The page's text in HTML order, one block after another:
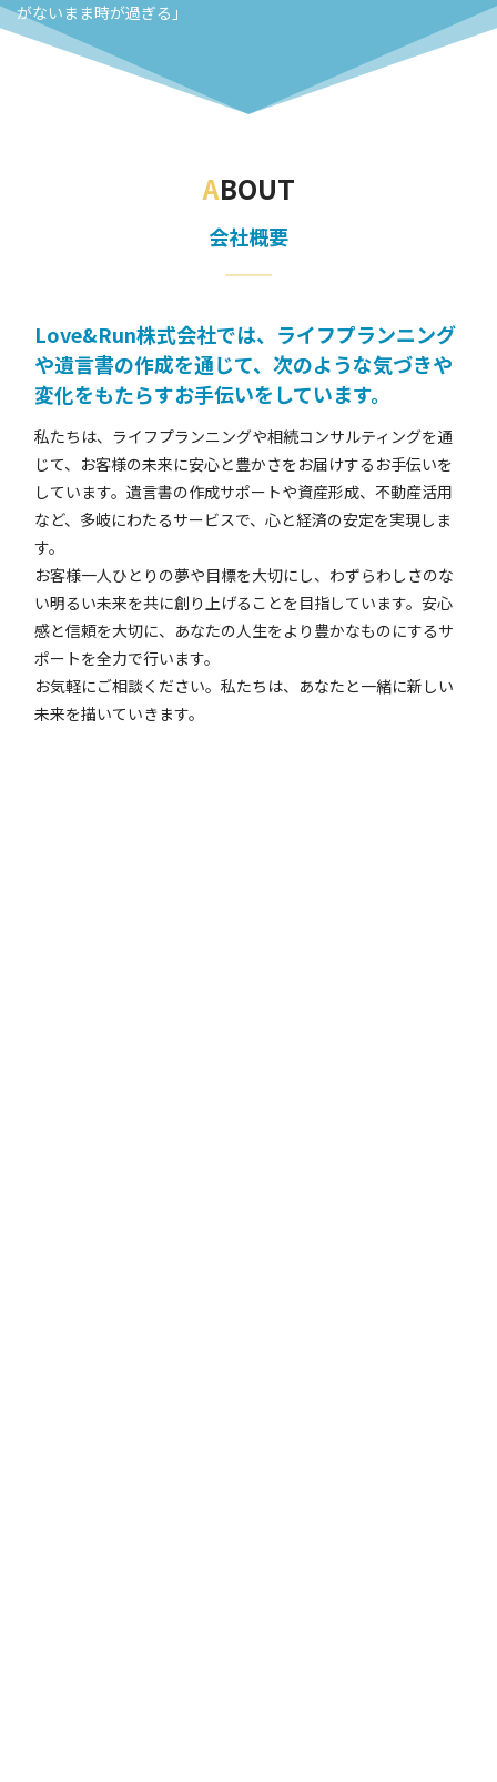
がないまま時が過ぎる」
ABOUT
会社概要
Love&Run株式会社では、ライフプランニング
や遺言書の作成を通じて、次のような気づきや
変化をもたらすお手伝いをしています。
私たちは、ライフプランニングや相続コンサルティングを通
じて、お客様の未来に安心と豊かさをお届けするお手伝いを
しています。遺言書の作成サポートや資産形成、不動産活用
など、多岐にわたるサービスで、心と経済の安定を実現しま
す。
お客様一人ひとりの夢や目標を大切にし、わずらわしさのな
い明るい未来を共に創り上げることを目指しています。安心
感と信頼を大切に、あなたの人生をより豊かなものにするサ
ポートを全力で行います。
お気軽にご相談ください。私たちは、あなたと一緒に新しい
未来を描いていきます。